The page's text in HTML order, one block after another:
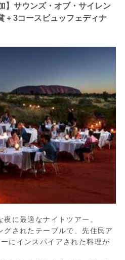
】サウンズ・オブ・サイレン
+ 3コースビュッフェディナ
に最適なナイトツアー。
されたテーブルで、先住民ア
にインスパイアされた料理が